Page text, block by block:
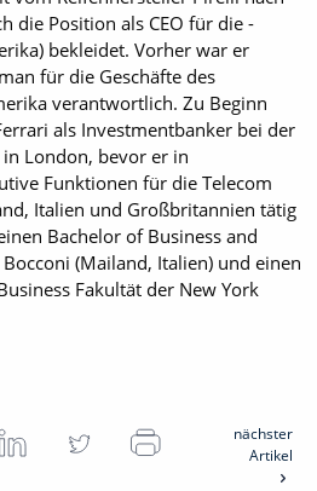
die Position als CEO für die
bekleidet. Vorher war er
für die Geschäfte des
verantwortlich. Zu Beginn
als Investmentbanker bei der
London, bevor er in
Funktionen für die Telecom
Italien und Groß­britannien ­tätig
Bachelor of Business and
(Mailand, Italien) und einen
Fakultät der New York
nächster
Artikel